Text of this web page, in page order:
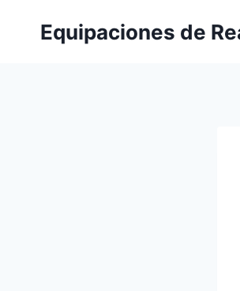
Equipaciones de